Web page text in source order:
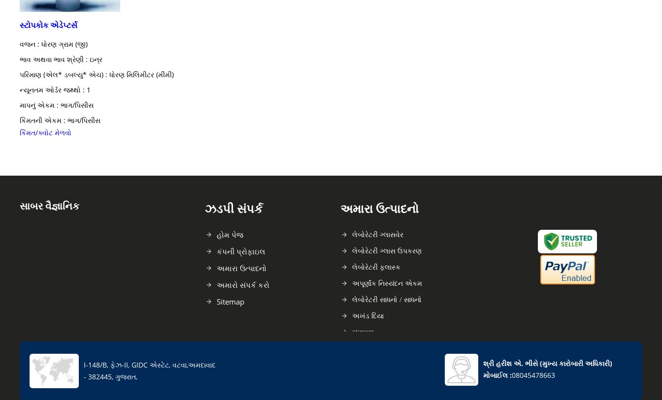
સ્ટોપકોક એડેપ્ટર્સ
વજન : ધોરણ ગ્રામ (જી)
ભાવ અથવા ભાવ શ્રેણી : ઇન્ર
પરિમાણ (એલ* ડબલ્યુ* એચ) : ધોરણ મિલિમીટર (મીમી)
ન્યૂનતમ ઓર્ડર જથ્થો : 1
માપનું એકમ : ભાગ/પિસીસ
કિંમતની એકમ : ભાગ/પિસીસ
કિંમત/ક્વોટ મેળવો
સાબર વૈજ્ઞાનિક ઝડપી સંપર્ક
હોમ પેજ
કંપની પ્રોફાઇલ
અમારા ઉત્પાદનો
અમારો સંપર્ક કરો
Sitemap
અમારા ઉત્પાદનો
લેબોરેટરી ગ્લાસવેર
લેબોરેટરી ગ્લાસ ઉપકરણ
લેબોરેટરી ફ્લાસ્ક
અપૂર્ણાંક નિસ્યંદન એકમ
લેબોરેટરી સાધનો / સાધનો
અખંડ દિયા
stirrers
I-148/B, ફેઝ-II, GIDC એસ્ટેટ, વટવા,અમદાવાદ
- 382445, ગુજરાત,
શ્રી હરીશ એ. ભીસે(મુખ્ય કારોબારી અધિકારી)
મોબાઈલ :08045478663